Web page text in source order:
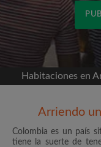
Nunca
Habitaciones en
Arriendo
Colombia es un país
tiene la suerte de